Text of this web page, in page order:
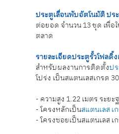
ประตูเลื่อนพับอัตโนมัติ ปร
ต่อยอด จำนวน 13 ชุด เพื่
ตลาด
รายละเอียดประตูรั้วโฟลดิ้ง
สำหรับผลงานการติดตั้งป
โปร่ง เป็นสแตนเลสเกรด
- ความสูง 1.22 เมตร ระยะ
- โครงหลักเป็นสแตนเลส เ
- โครงซอยเป็นสแตนเลส